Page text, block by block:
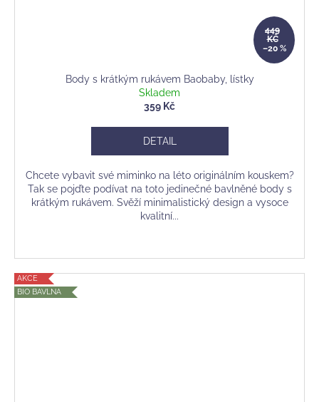
449
KČ
–20 %
Body s krátkým rukávem Baobaby, lístky
Skladem
359 Kč
DETAIL
Chcete vybavit své miminko na léto originálním kouskem?
Tak se pojďte podívat na toto jedinečné bavlněné body s
krátkým rukávem. Svěží minimalistický design a vysoce
kvalitní...
AKCE
BIO BAVLNA